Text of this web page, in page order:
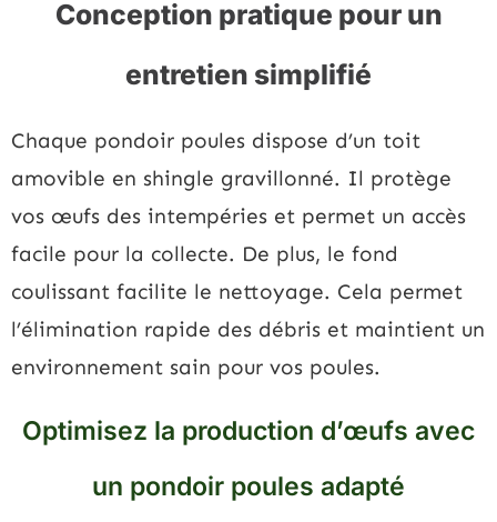
Conception pratique pour un
entretien simplifié
Chaque pondoir poules dispose d’un toit
amovible en shingle gravillonné. Il protège
vos œufs des intempéries et permet un accès
facile pour la collecte. De plus, le fond
coulissant facilite le nettoyage. Cela permet
l’élimination rapide des débris et maintient un
environnement sain pour vos poules.
Optimisez la production d’œufs avec
un pondoir poules adapté